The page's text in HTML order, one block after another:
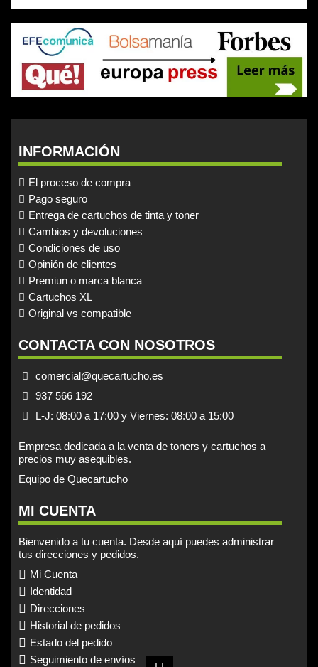
INFORMACIÓN
El proceso de compra
Pago seguro
Entrega de cartuchos de tinta y toner
Cambios y devoluciones
Condiciones de uso
Opinión de clientes
Premiun o marca blanca
Cartuchos XL
Original vs compatible
CONTACTA CON NOSOTROS
comercial@quecartucho.es
937 566 192
L-J: 08:00 a 17:00 y Viernes: 08:00 a 15:00
Empresa dedicada a la venta de toners y cartuchos a
precios muy asequibles.
Equipo de Quecartucho
MI CUENTA
Bienvenido a tu cuenta. Desde aquí puedes administrar
tus direcciones y pedidos.
Mi Cuenta
Identidad
Direcciones
Historial de pedidos
Estado del pedido
Seguimiento de envíos